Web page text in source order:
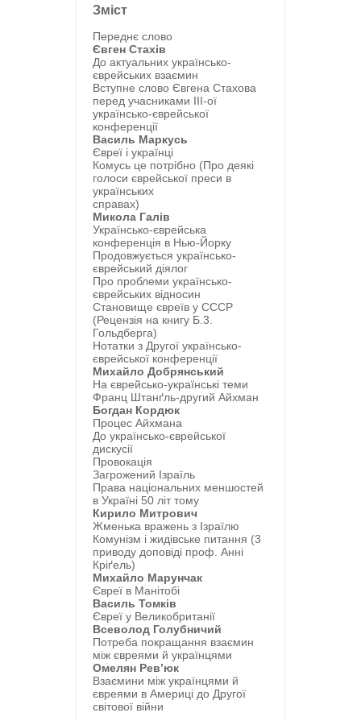
Зміст
Переднє слово
Євген Стахів
До актуальних українсько-
єврейських взаємин
Вступне слово Євгена Стахова
перед учасниками ІІІ-ої
українсько-єврейської
конференції
Василь Маркусь
Євреї і українці
Комусь це потрібно (Про деякі
голоси єврейської преси в
українських
справах)
Микола Галів
Українсько-єврейська
конференція в Нью-Йорку
Продовжується українсько-
єврейський діялог
Про проблеми українсько-
єврейських відносин
Становище євреїв у СССР
(Рецензія на книгу Б.3.
Гольдберга)
Нотатки з Другої українсько-
єврейської конференції
Михайло Добрянський
На єврейсько-українські теми
Франц Штанґль-другий Айхман
Богдан Кордюк
Процес Айхмана
До українсько-єврейської
дискусії
Провокація
Загрожений Ізраїль
Права національних меншостей
в Україні 50 літ тому
Кирило Митрович
Жменька вражень з Ізраїлю
Комунізм і жидівське питання (3
приводу доповіді проф. Анні
Кріґель)
Михайло Марунчак
Євреї в Манітобі
Василь Томків
Євреї у Великобританії
Всеволод Голубничий
Потреба покращання взаємин
між євреями й українцями
Омелян Рев’юк
Взаємини між українцями й
євреями в Америці до Другої
світової війни